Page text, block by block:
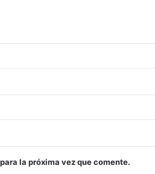
la próxima vez que comente.